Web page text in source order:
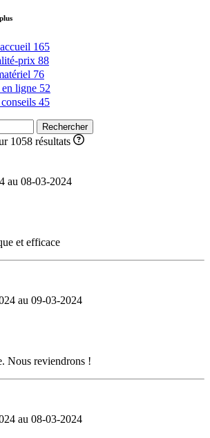
165
prix 88
76
ligne 52
45
Rechercher
1058 résultats
au 08-03-2024
et efficace
au 09-03-2024
Nous reviendrons !
au 08-03-2024